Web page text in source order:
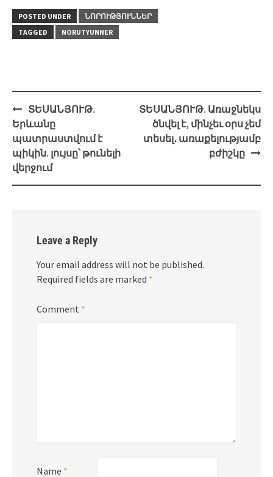
POSTED UNDER
ՆՈՐՈՒԹՅՈՒՆՆԵՐ
TAGGED
NORUTYUNNER
Post
navigation
ՏԵՍԱՆՅՈՒԹ.
Երևանը
պատրաստվում է
պիկին. լույսը՝ թունելի
վերջում
ՏԵՍԱՆՅՈՒԹ. Առաջնեկս
ծնվել է, մինչեւ օրս չեմ
տեսել․ առաքելությամբ
բժիշկը
Leave a Reply
Your email address will not be published.
Required fields are marked *
Comment *
Name *